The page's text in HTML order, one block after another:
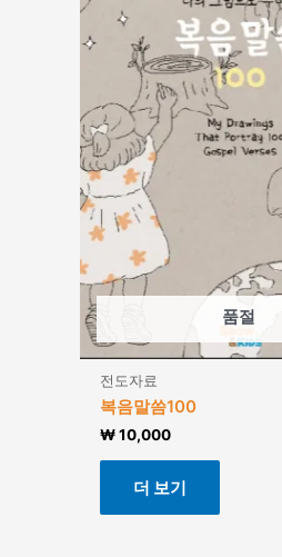
품절
전도자료
복음말씀100
₩10,000
더 보기